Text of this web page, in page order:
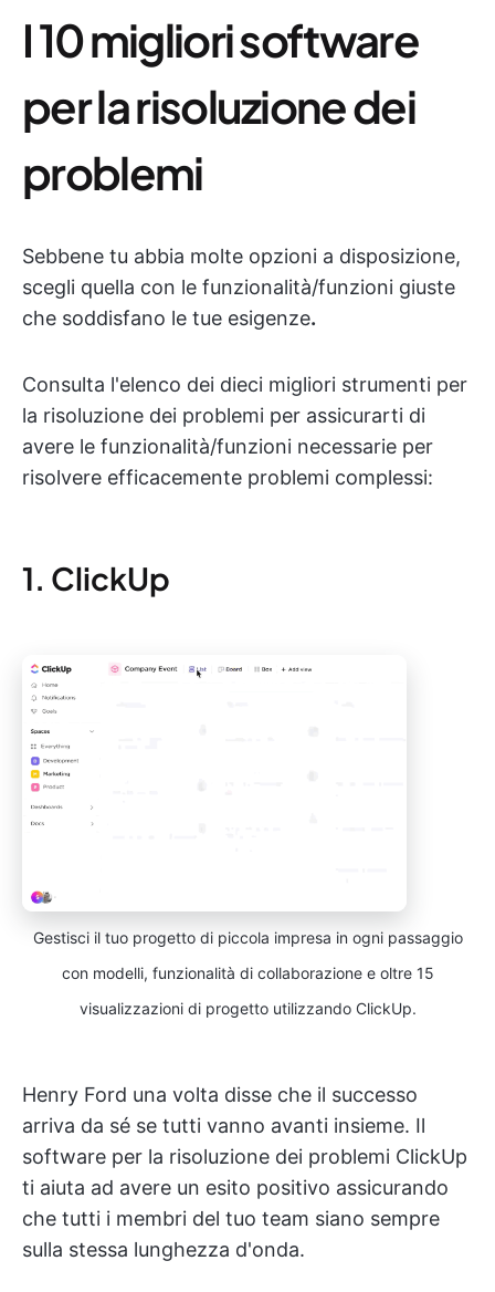
I 10 migliori software
per la risoluzione dei
problemi
Sebbene tu abbia molte opzioni a disposizione,
scegli quella con le funzionalità/funzioni giuste
che soddisfano le tue esigenze.
Consulta l'elenco dei dieci migliori strumenti per
la risoluzione dei problemi per assicurarti di
avere le funzionalità/funzioni necessarie per
risolvere efficacemente problemi complessi:
1. ClickUp
Gestisci il tuo progetto di piccola impresa in ogni passaggio
con modelli, funzionalità di collaborazione e oltre 15
visualizzazioni di progetto utilizzando ClickUp.
Henry Ford una volta disse che il successo
arriva da sé se tutti vanno avanti insieme. Il
software per la risoluzione dei problemi ClickUp
ti aiuta ad avere un esito positivo assicurando
che tutti i membri del tuo team siano sempre
sulla stessa lunghezza d'onda.